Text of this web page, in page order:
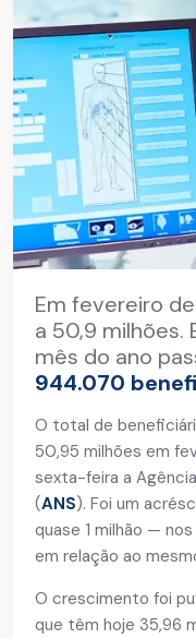
Em fevereiro
a 50,9 milhões.
mês do ano
944.070
O total de
50,95 milhões em
sexta-feira a
(ANS). Foi um
quase 1 milhão — nos
em relação ao
O crescimento foi
que têm hoje 35,96